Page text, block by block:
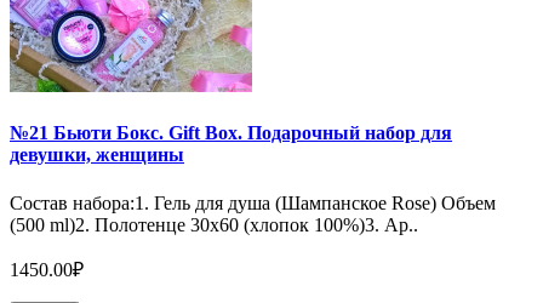
№21 Бьюти Бокс. Gift Box. Подарочный набор для
девушки, женщины
Состав набора:1. Гель для душа (Шампанское Rose) Объем
(500 ml)2. Полотенце 30х60 (хлопок 100%)3. Ар..
1450.00₽